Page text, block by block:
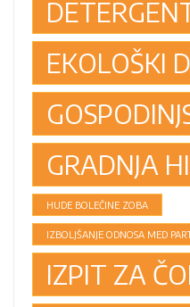
EKOLOŠKI
GRADNJA
HUDE BOLEČINE ZOBA
IZBOLJŠANJE ODNOSA MED
IZPIT ZA